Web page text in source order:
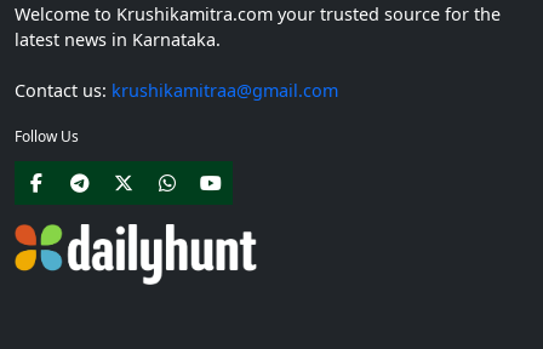
Welcome to Krushikamitra.com your trusted source for the
latest news in Karnataka.
Contact us: krushikamitraa@gmail.com
Follow Us